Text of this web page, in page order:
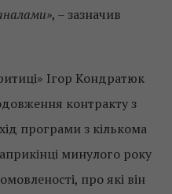
, – зазначив
Ігор Кондратюк
контракту з
програми з кількома
минулого року
про які він